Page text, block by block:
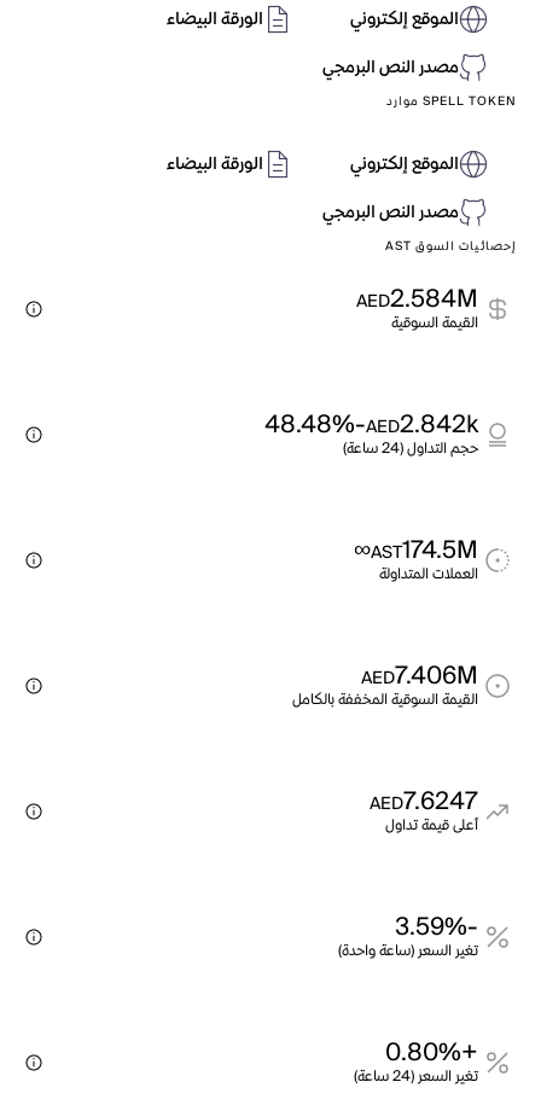
الموقع إلكتروني
الورقة البيضاء
مصدر النص البرمجي
SPELL TOKEN موارد
الموقع إلكتروني
الورقة البيضاء
مصدر النص البرمجي
إحصائيات السوق AST
2.584M
AED
القيمة السوقية
2.842k
AED
-48.48%
حجم التداول (24 ساعة)
174.5M
AST
∞
العملات المتداولة
7.406M
AED
القيمة السوقية المخففة بالكامل
7.6247
AED
أعلى قيمة تداول
-3.59%
تغير السعر (ساعة واحدة)
+0.80%
تغير السعر (24 ساعة)